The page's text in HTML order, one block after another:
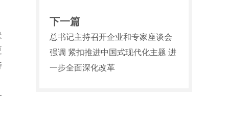
下一篇
总书记主持召开企业和专家座谈会
强调 紧扣推进中国式现代化主题 进
一步全面深化改革